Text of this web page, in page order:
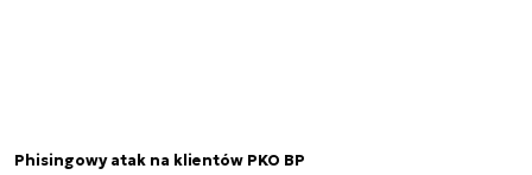
Phisingowy atak na klientów PKO BP